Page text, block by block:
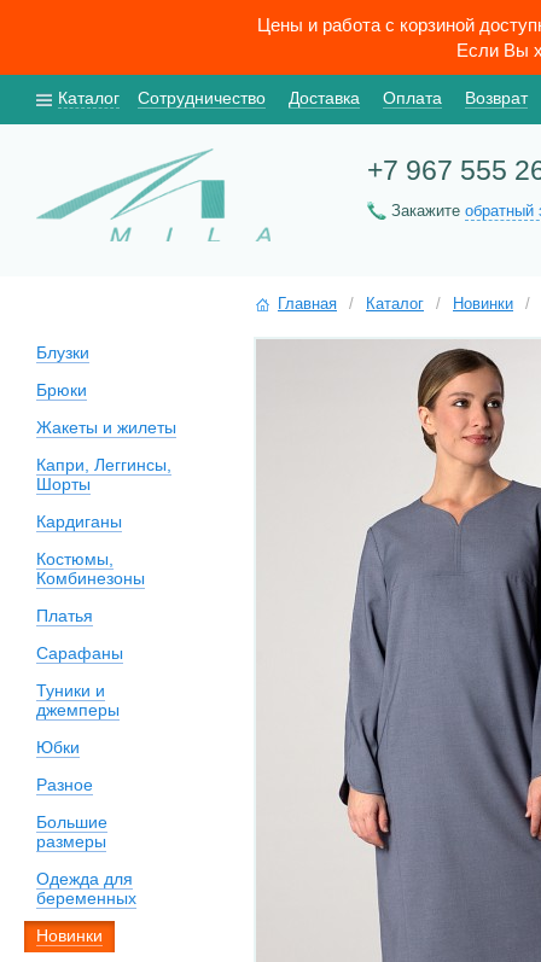
Цены и работа с корзиной
Если Вы
Каталог Сотрудничество Доставка Оплата Возврат
+7 967 555
Закажите обратный
Блузки
Брюки
Жакеты и жилеты
Капри, Леггинсы,
Шорты
Кардиганы
Костюмы,
Комбинезоны
Платья
Сарафаны
Туники и
джемперы
Юбки
Разное
Большие
размеры
Одежда для
беременных
Новинки
Главная / Каталог / Новинки /